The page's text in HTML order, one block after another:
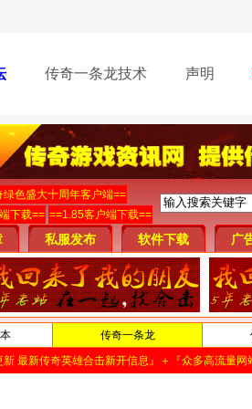
传奇一条龙技术 声明